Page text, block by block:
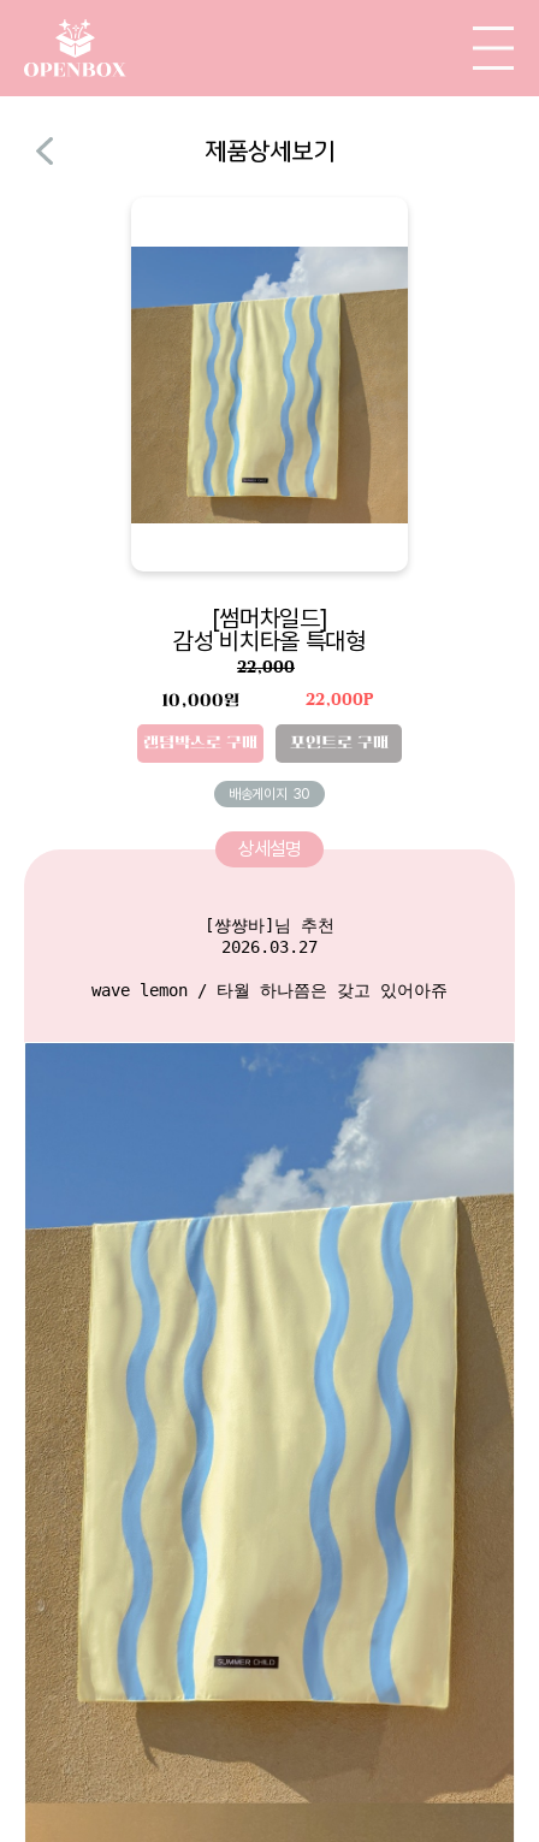
제품상세보기
[썸머차일드]
감성 비치타올 특대형
22,000
10,000원
랜덤박스로 구매
22,000P
포인트로 구매
배송게이지 30
상세설명
[썅썅바]님 추천
2026.03.27
wave lemon / 타월 하나쯤은 갖고 있어아쥬